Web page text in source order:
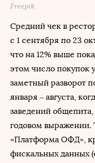
Freepik
Средний чек в
с 1 сентября по 23
что на 12% выше
этом число покупок
заметный разворот
января – августа,
заведений
годовом выражении.
«Платформа ОФД»,
фискальных данных